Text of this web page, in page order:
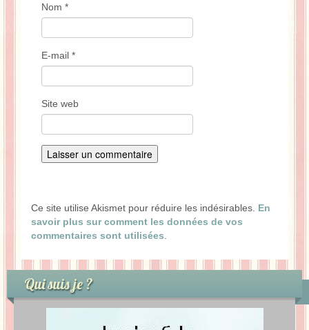
Nom *
E-mail *
Site web
Ce site utilise Akismet pour réduire les indésirables. En
savoir plus sur comment les données de vos
commentaires sont utilisées
Qui suis je ?